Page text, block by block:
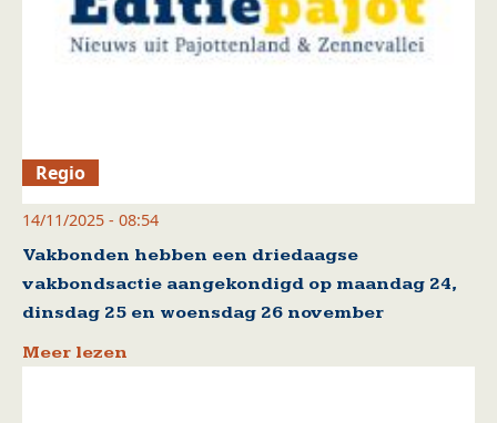
Regio
14/11/2025 - 08:54
Vakbonden hebben een driedaagse
vakbondsactie aangekondigd op maandag 24,
dinsdag 25 en woensdag 26 november
Meer lezen